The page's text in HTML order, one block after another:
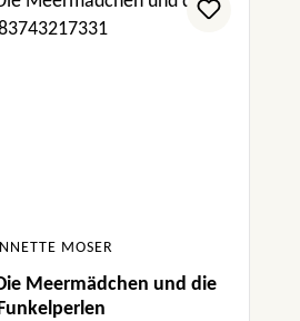
MOSER
Meermädchen und die